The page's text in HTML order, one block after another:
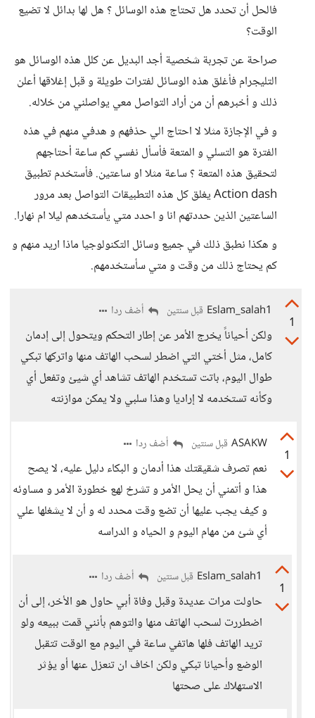
فالحل أن تحدد هل تحتاج هذه الوسائل ؟ هل لها بدائل لا تضيع
الوقت؟
صراحة عن تجربة شخصية أجد البديل عن كلل هذه الوسائل هو
التليجرام فأغلق هذه الوسائل لفترات طويلة و قبل إغلاقها أعلن
ذلك و أخبرهم أن من أراد التواصل معي يواصلني من خلاله.
و في الإجازة مثلا لا احتاج الي حذفهم و هدفي منهم في هذه
الفترة هو التسلي و المتعة فأسأل نفسي كم ساعة أحتاجهم
لتحقيق هذه المتعة ؟ ساعة مثلا او ساعتين. فأستخدم تطبيق
Action dash يغلق كل هذه التطبيقات التواصل بعد مرور
الساعتين الذين حددتهم انا و احدد متي يأستخدهم ليلا ام نهارا.
و هكذا نطبق ذلك في جميع وسائل التكنولوجيا ماذا اريد منهم و
كم يحتاج ذلك من وقت و متي سأستخدمهم.
1
Eslam_salah1 قبل سنتين أضف ردا
ولكن أحياناً يخرج الأمر عن إطار التحكم ويتحول إلى إدمان
كامل، مثل أختي التي اضطر لسحب الهاتف منها واتركها تبكي
طوال اليوم، باتت تستخدم الهاتف تشاهد أي شيئ وتفعل أي
وكأنه تستخدمه لا إراديا وهذا سلبي ولا يمكن موازنته
1
ASAKW قبل سنتين أضف ردا
نعم تصرف شقيقتك هذا أدمان و البكاء دليل عليه، لا يصح
هذا و أتمني أن يحل الأمر و تشرخ لهع خطورة الأمر و مساوئه
و كيف يجب عليها أن تضع وقت محدد له و أن لا يشغلها علي
أي شئ من مهام اليوم و الحياه و الدراسه
1
Eslam_salah1 قبل سنتين أضف ردا
حاولت مرات عديدة وقبل وفاة أبي حاول هو الأخر، إلى أن
اضطررت لسحب الهاتف منها والتوهم بأنني قمت ببيعه ولو
تريد الهاتف فلها هاتفي ساعة في اليوم مع الوقت تتقبل
الوضع وأحيانا تبكي ولكن اخاف ان تنعزل عنها أو يؤثر
الاستهلاك على صحتها